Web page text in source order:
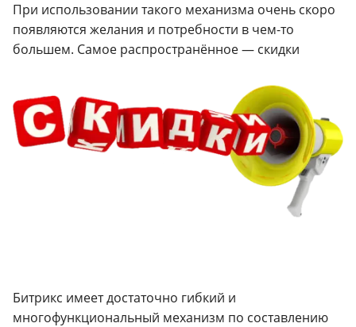
При использовании такого механизма очень скоро
появляются желания и потребности в чем-то
большем. Самое распространённое — скидки
Битрикс имеет достаточно гибкий и
многофункциональный механизм по составлению